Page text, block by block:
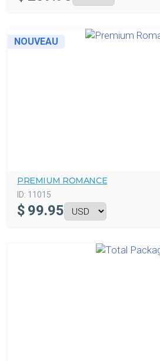
NOUVEAU
PREMIUM ROMANCE
ID: 11015
$ 99.95